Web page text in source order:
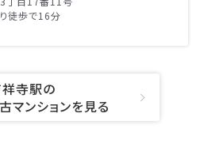
徒歩で16分
寺駅の
マンションを見る